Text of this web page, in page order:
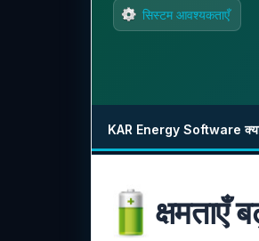
सिस्टम आवश्यकताएँ
KAR Energy Software
क्षमताएँ